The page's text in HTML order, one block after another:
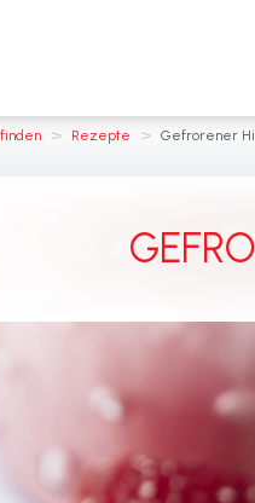
> Rezepte > Gefrorener